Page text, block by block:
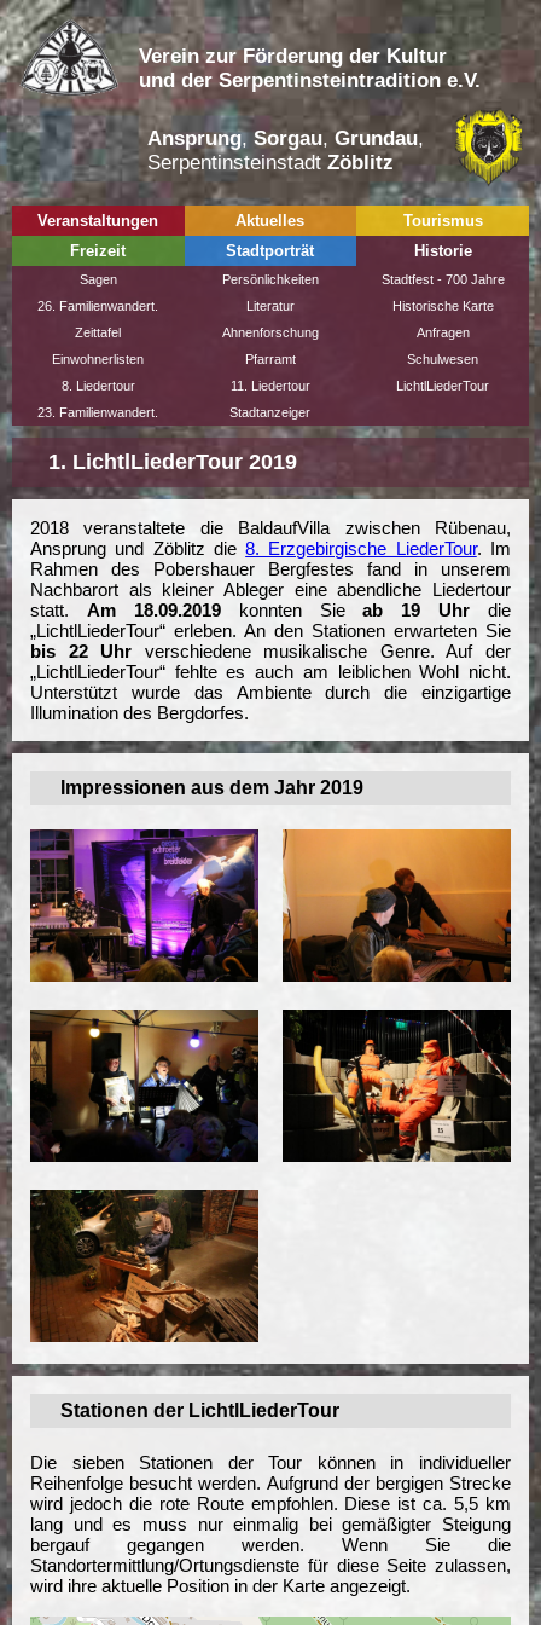
Verein zur Förderung der Kultur
und der Serpentinsteintradition e.V.
Ansprung, Sorgau,Grundau,
Serpentinsteinstadt Zöblitz
Veranstaltungen Aktuelles
Tourismus
Freizeit
Stadtporträt Historie
Sagen Persönlichkeiten
Stadtfest - 700 Jahre
26. Familienwandert.
Literatur
Historische Karte
Zeittafel
Ahnenforschung
Anfragen
Einwohnerlisten
Pfarramt
Schulwesen
8. Liedertour
11. Liedertour
LichtlLiederTour
23. Familienwandert.
Stadtanzeiger
1. LichtlLiederTour 2019
2018 veranstaltete die BaldaufVilla zwischen Rübenau,
Ansprung und Zöblitz die8. Erzgebirgische LiederTour. Im
Rahmen des Pobershauer Bergfestes fand in unserem
Nachbarort als kleiner Ableger eine abendliche Liedertour
statt. Am 18.09.2019konnten Sieab 19 Uhr die
„LichtlLiederTour“ erleben. An den Stationen erwarteten Sie
bis 22 Uhr verschiedene musikalische Genre. Auf der
„LichtlLiederTour“ fehlte es auch am leiblichen Wohl nicht.
Unterstützt wurde das Ambiente durch die einzigartige
Illumination des Bergdorfes.
Impressionen aus dem Jahr 2019
Stationen der LichtlLiederTour
Die sieben Stationen der Tour können in individueller
Reihenfolge besucht werden. Aufgrund der bergigen Strecke
wird jedoch die rote Route empfohlen. Diese ist ca. 5,5 km
lang und es muss nur einmalig bei gemäßigter Steigung
bergauf gegangen werden. Wenn Sie die
Standortermittlung/Ortungsdienste für diese Seite zulassen,
wird ihre aktuelle Position in der Karte angezeigt.